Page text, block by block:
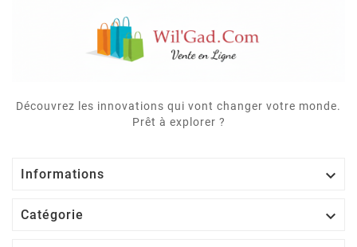
Découvrez les innovations qui vont changer votre monde.
Prêt à explorer ?
Informations 
Catégorie 